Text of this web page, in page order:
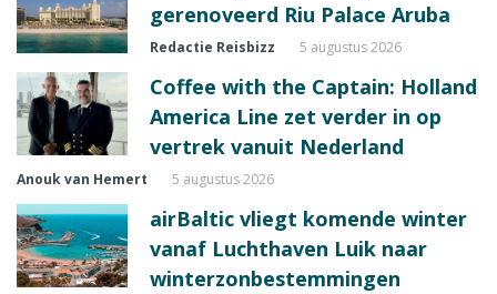
gerenoveerd Riu Palace Aruba
Redactie Reisbizz 5 augustus 2026
Coffee with the Captain: Holland
America Line zet verder in op
vertrek vanuit Nederland
Anouk van Hemert 5 augustus 2026
airBaltic vliegt komende winter
vanaf Luchthaven Luik naar
winterzonbestemmingen